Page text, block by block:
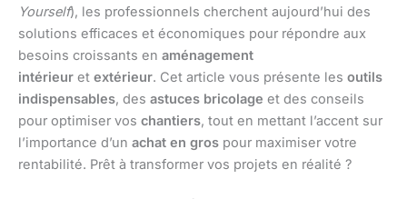
Yourself), les professionnels cherchent aujourd’hui des
solutions efficaces et économiques pour répondre aux
besoins croissants en aménagement
intérieur et extérieur. Cet article vous présente les outils
indispensables, des astuces bricolage et des conseils
pour optimiser vos chantiers, tout en mettant l’accent sur
l’importance d’un achat en gros pour maximiser votre
rentabilité. Prêt à transformer vos projets en réalité ?